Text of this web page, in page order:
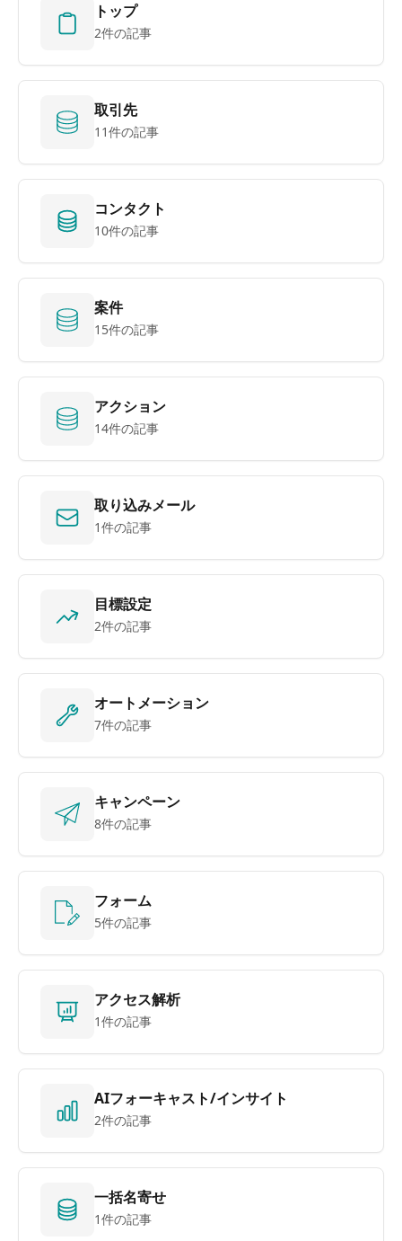
トップ
2件の記事
取引先
11件の記事
コンタクト
10件の記事
案件
15件の記事
アクション
14件の記事
取り込みメール
1件の記事
目標設定
2件の記事
オートメーション
7件の記事
キャンペーン
8件の記事
フォーム
5件の記事
アクセス解析
1件の記事
AIフォーキャスト/インサイト
2件の記事
一括名寄せ
1件の記事